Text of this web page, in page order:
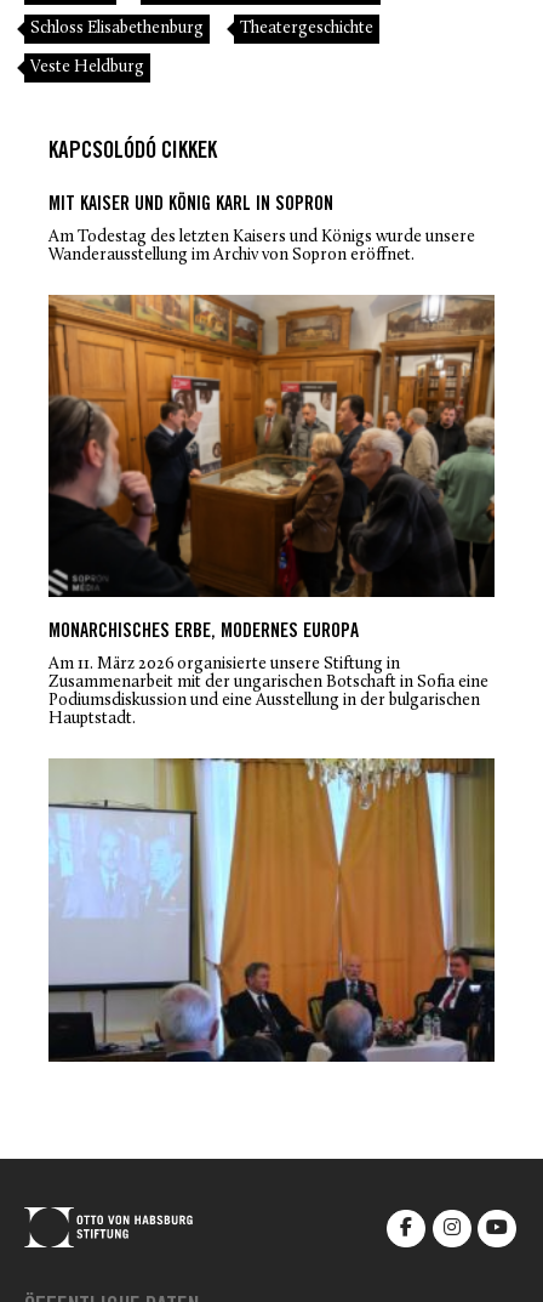
Schloss Elisabethenburg Theatergeschichte
Veste Heldburg
KAPCSOLÓDÓ CIKKEK
MIT KAISER UND KÖNIG KARL IN SOPRON
Am Todestag des letzten Kaisers und Königs wurde unsere
Wanderausstellung im Archiv von Sopron eröffnet.
MONARCHISCHES ERBE, MODERNES EUROPA
Am 11. März 2026 organisierte unsere Stiftung in
Zusammenarbeit mit der ungarischen Botschaft in Sofia eine
Podiumsdiskussion und eine Ausstellung in der bulgarischen
Hauptstadt.